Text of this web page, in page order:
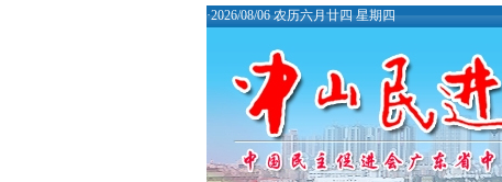
·2026/08/06 农历六月廿四 星期四